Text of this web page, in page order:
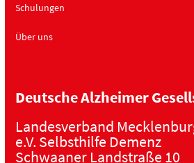
Schulungen
Über uns
Deutsche Alzheimer
Landesverband
e.V. Selbsthilfe Demenz
Schwaaner Landstraße 10